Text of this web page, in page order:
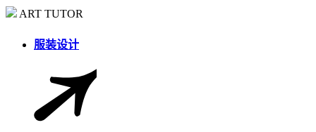
ART TUTOR
服装设计